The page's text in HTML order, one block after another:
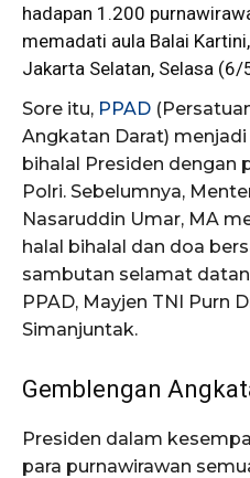
hadapan 1.200
memadati aula Balai
Jakarta Selatan, Selasa
Sore itu, PPAD
Angkatan Darat)
bihalal Presiden dengan
Polri. Sebelumnya,
Nasaruddin Umar, MA
halal bihalal dan doa
sambutan selamat
PPAD, Mayjen TNI Purn
Simanjuntak.
Gemblengan
Presiden dalam
para purnawirawan